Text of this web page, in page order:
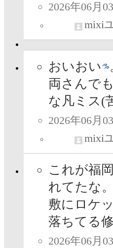
2026年06月
mixi
おいおい
両さんで
な凡ミス(
2026年06月
mixi
これが福
れてたな
敷にロケ
落ちてる
2026年06月